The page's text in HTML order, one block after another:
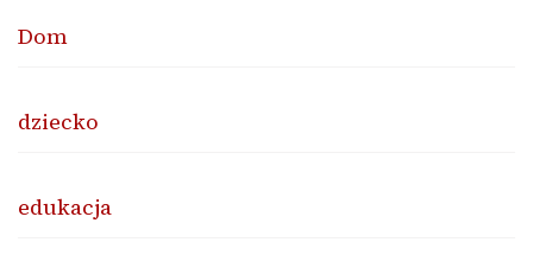
Dom
dziecko
edukacja